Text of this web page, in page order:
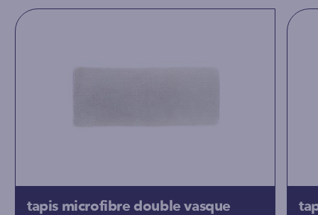
tapis microfibre double vasque